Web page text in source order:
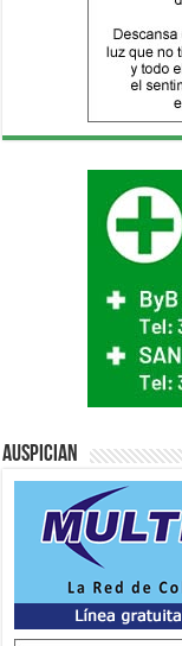
Auspician